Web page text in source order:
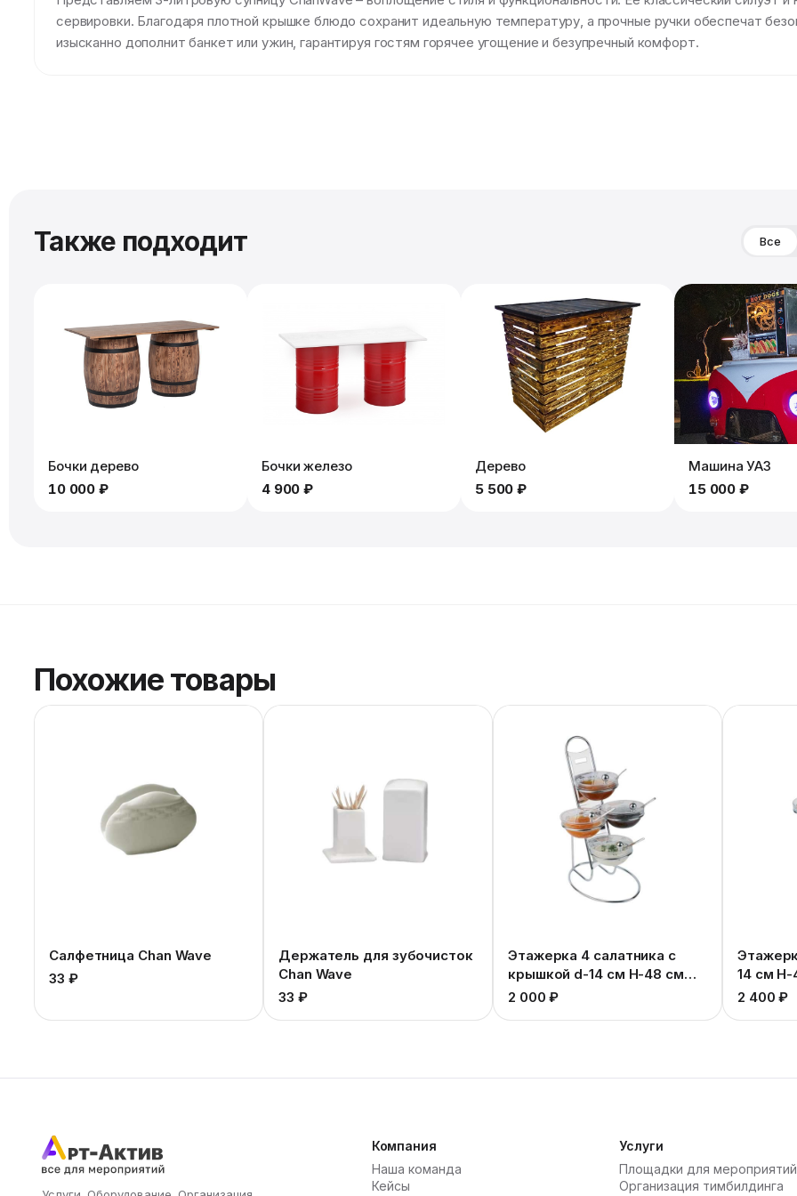
сервировки. Благодаря плотной крышке блюдо сохранит идеальную температуру, а прочные ручки обеспечат
изысканно дополнит банкет или ужин, гарантируя гостям горячее угощение и безупречный комфорт.
Также подходит Все
Бочки дерево
10 000 ₽
Бочки железо
4 900 ₽
Дерево
5 500 ₽
Машина УАЗ
15 000 ₽
Похожие товары
Салфетница Chan Wave
33 ₽
Держатель для зубочисток
Chan Wave
33 ₽
Этажерка 4 салатника с
крышкой d-14 см Н-48 см
В-30 см
2 000 ₽
14 см
2 400 ₽
Компания
Наша команда
Кейсы
Услуги
Площадки для мероприятий
Организация тимбилдинга